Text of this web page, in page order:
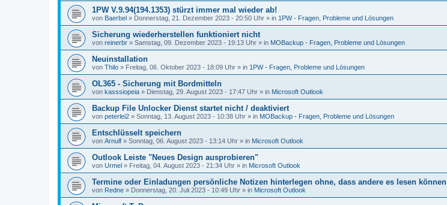
1PW V.9.94(194.1353) stürzt immer mal wieder ab!
von Baerbel » Donnerstag, 21. Dezember 2023 - 20:50 Uhr » in 1PW - Fragen, Probleme und Lösungen
Sicherung wiederherstellen funktioniert nicht
von reinerbr » Samstag, 09. Dezember 2023 - 19:13 Uhr » in MOBackup - Fragen, Probleme und Lösungen
Neuinstallation
von Thilo » Freitag, 06. Oktober 2023 - 18:09 Uhr » in 1PW - Fragen, Probleme und Lösungen
OL365 - Sicherung mit Bordmitteln
von kasssiopeia » Dienstag, 29. August 2023 - 17:47 Uhr » in Microsoft Outlook
Backup File Unlocker Dienst startet nicht / deaktiviert
von peterlei2 » Sonntag, 13. August 2023 - 10:38 Uhr » in MOBackup - Fragen, Probleme und Lösungen
Entschlüsselt speichern
von Arnulf » Sonntag, 06. August 2023 - 13:14 Uhr » in Microsoft Outlook
Outlook Leiste "Neues Design ausprobieren"
von Urmel » Freitag, 04. August 2023 - 21:34 Uhr » in Microsoft Outlook
Termine oder Einladungen persönliche Notizen hinterlegen ohne, dass andere es lesen können
von Redne » Donnerstag, 20. Juli 2023 - 10:49 Uhr » in Microsoft Outlook